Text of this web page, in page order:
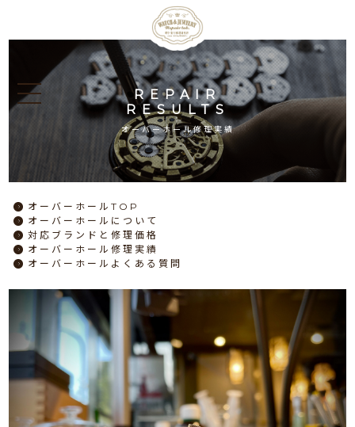
REPAIR
RESULTS
オーバーホール修理実績
オーバーホールTOP
オーバーホール について
対応ブランドと修理価格
オーバーホール修理実績
オーバーホール よくある質問